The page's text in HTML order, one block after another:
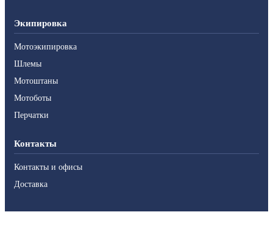
Экипировка
Мотоэкипировка
Шлемы
Мотоштаны
Мотоботы
Перчатки
Контакты
Контакты и офисы
Доставка